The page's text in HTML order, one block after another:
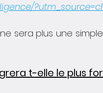
sera plus une
t-elle le plus